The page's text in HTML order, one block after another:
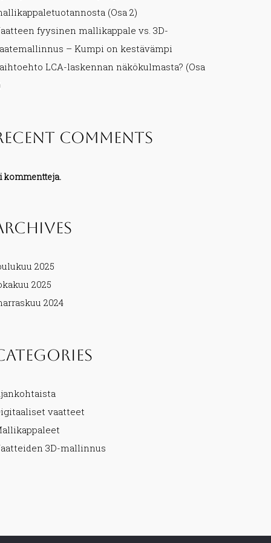
(Osa 2)
fyysinen mallikappale vs. 3D-
– Kumpi on kestävämpi
LCA-laskennan näkökulmasta? (Osa
Comments
kommentteja.
2025
2025
2024
vaatteet
3D-mallinnus